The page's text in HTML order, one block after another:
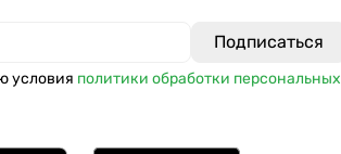
условия политики обработки персональных